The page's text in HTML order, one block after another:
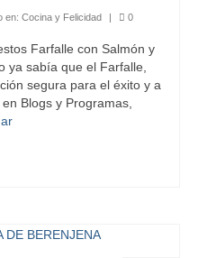
en: Cocina y Felicidad | 0
Farfalle con Salmón y
ya sabía que el Farfalle,
segura para el éxito y a
Blogs y Programas,